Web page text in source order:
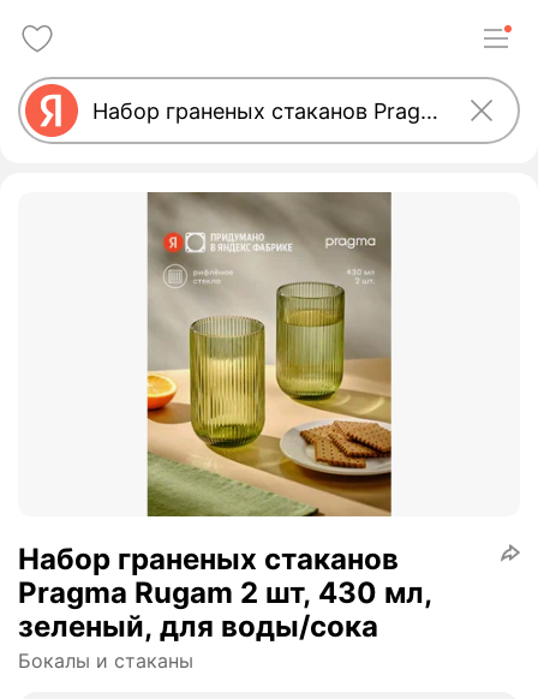
Набор граненых стаканов
Pragma Rugam 2 шт, 430 мл,
зеленый, для воды/сока
Бокалы и стаканы